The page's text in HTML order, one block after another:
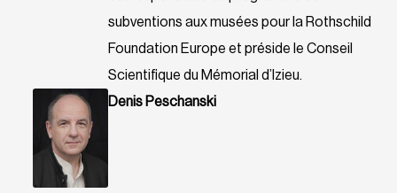
subventions aux musées pour la Rothschild
Foundation Europe et préside le Conseil
Scientifique du Mémorial d’Izieu.
Denis Peschanski